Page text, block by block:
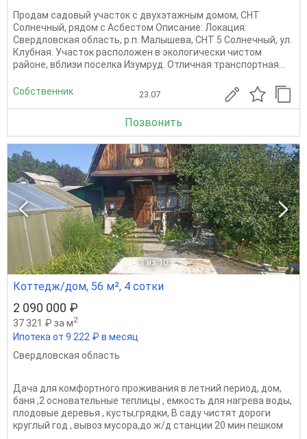
Продам садовый участок с двухэтажным домом, СНТ
Солнечный, рядом с Асбестом Описание: Локация:
Свердловская область, р.п. Малышева, СНТ 5 Солнечный, ул.
Клубная. Участок расположен в экологически чистом
районе, вблизи поселка Изумруд. Отличная транспортная...
Собственник 23.07
Позвонить
1 из 10
Коттедж/дом, 56 м², 4 сотки
2 090 000 ₽
37 321 ₽ за м2
Ипотека от 9 222 ₽ в месяц
Свердловская область
Дача для комфортного проживания в летний период, дом,
баня ,2 основательные теплицы , емкость для нагрева воды,
плодовые деревья , кусты,грядки, В саду чистят дороги
круглый год , вывоз мусора,до ж/д станции 20 мин пешком